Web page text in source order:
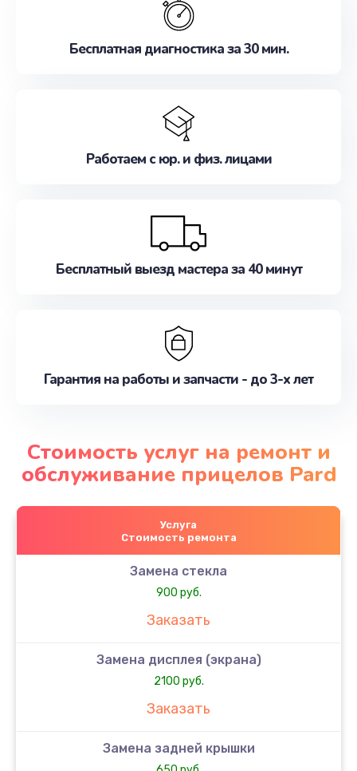
Бесплатная диагностика за 30 мин.
Работаем с юр. и физ. лицами
Бесплатный выезд мастера за 40 минут
Гарантия на работы и запчасти - до 3-х лет
Стоимость услуг на ремонт и
обслуживание прицелов Pard
Услуга
Стоимость ремонта
Замена стекла
900 руб.
Заказать
Замена дисплея (экрана)
2100 руб.
Заказать
Замена задней крышки